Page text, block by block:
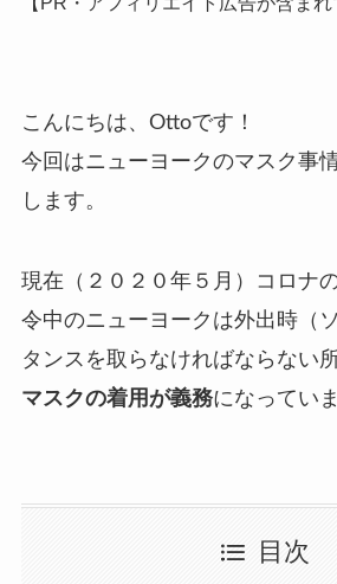
こんにちは、Ottoです！
今回はニューヨークのマスク事
します。
現在（２０２０年５月）コロナ
令中のニューヨークは外出時（
タンスを取らなければならない
マスクの着用が義務になっていま
目次